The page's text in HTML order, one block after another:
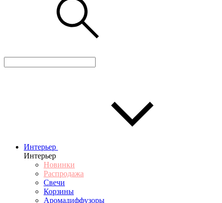
Интерьер
Интерьер
Новинки
Распродажа
Свечи
Корзины
Аромадиффузоры